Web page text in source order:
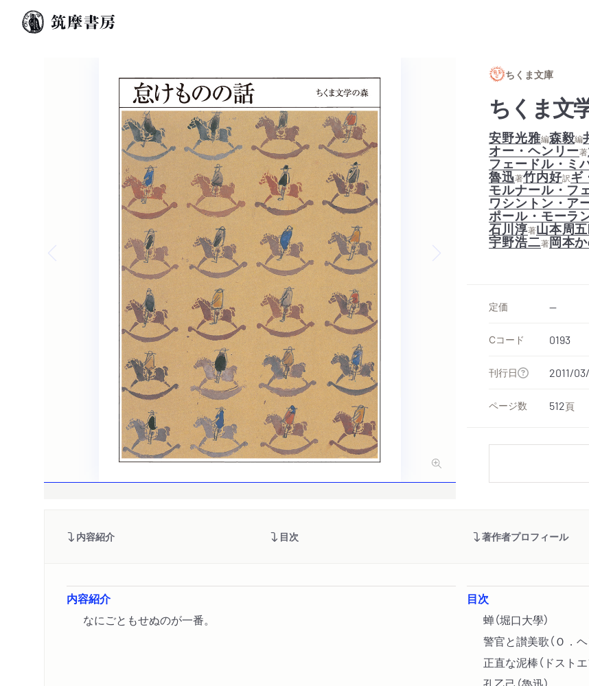
ちくま文庫
ちくま
安野光雅編森毅編
オー・ヘンリー著
フェードル・ミ
魯迅著竹内好訳ギ
モルナール・フ
ワシントン・ア
ポール・モーラ
石川淳著山本周
宇野浩二著岡本
定価 --
Cコード 0193
刊行日 2011/
ページ数 512頁
内容紹介 目次 著作者プロフィール
内容紹介
なにごともせぬのが一番。
目次
蝉（堀口大學）
警官と讃美歌（Ｏ．ヘ
正直な泥棒（ドストエ